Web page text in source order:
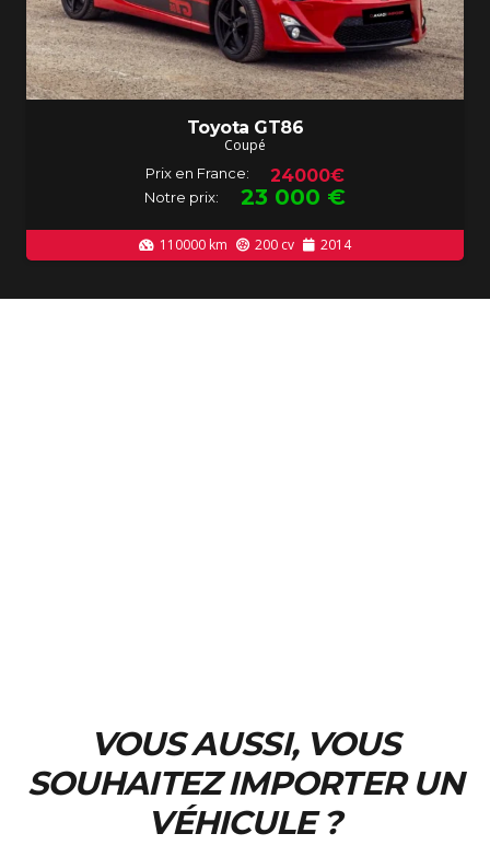
Toyota GT86
Coupé
Prix en France: 24000€
Notre prix: 23 000 €
110000 km 200cv 2014
VOUS AUSSI, VOUS
SOUHAITEZ IMPORTER UN
VÉHICULE ?